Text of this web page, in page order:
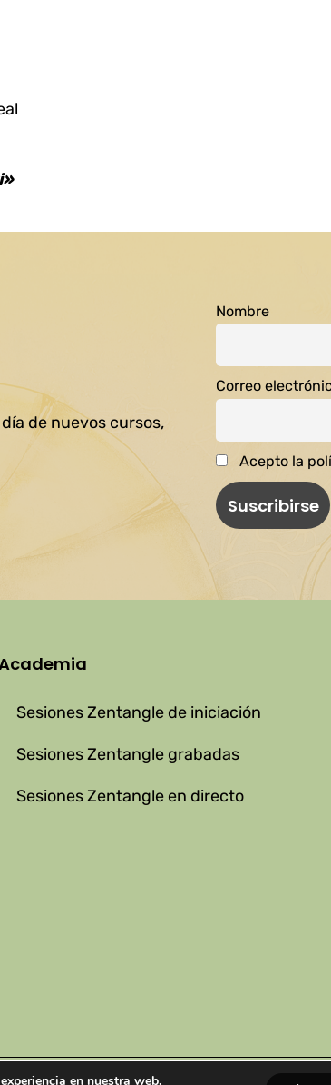
de nuevos cursos,
Nombre
Correo
Acepto la
Sesiones Zentangle de iniciación
Sesiones Zentangle grabadas
Sesiones Zentangle en directo
en nuestra web.